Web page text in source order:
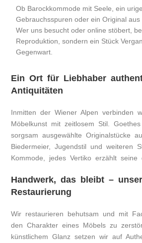
Ob Barockkommode mit Seele, ein
Gebrauchsspuren oder ein Original
Wer uns besucht oder online stöbert,
Reproduktion, sondern ein Stück
Gegenwart.
Ein Ort für Liebhaber
Antiquitäten
Inmitten der Wiener Alpen verbinden
Möbelkunst mit zeitlosem Stil.
sorgsam ausgewählte Originalstücke
Biedermeier, Jugendstil und weiteren
Kommode, jedes Vertiko erzählt seine
Handwerk, das bleibt –
Restaurierung
Wir restaurieren behutsam und mit
den Charakter eines Möbels zu
künstlichem Glanz setzen wir auf